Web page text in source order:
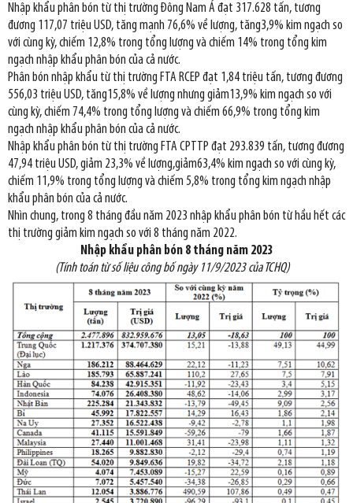
Nhập khẩu phân bón từ thị trường Đông Nam Á đạt 317.628 tấn, tương
đương 117,07 triệu USD, tăng mạnh 76,6% về lượng, tăng3,9% kim ngạch so
với cùng kỳ, chiếm 12,8% trong tổng lượng và chiếm 14% trong tổng kim
ngạch nhập khẩu phân bón của cả nước.
Phân bón nhập khẩu từ thị trường FTA RCEP đạt 1,84 triệu tấn, tương đương
556,03 triệu USD, tăng15,8% về lượng nhưng giảm13,9% kim ngạch so với
cùng kỳ, chiếm 74,4% trong tổng lượng và chiếm 66,9% trong tổng kim
ngạch nhập khẩu phân bón của cả nước.
Nhập khẩu phân bón từ thị trường FTA CPTTP đạt 293.839 tấn, tương đương
47,94 triệu USD, giảm 23,3% về lượng,giảm63,4% kim ngạch so với cùng kỳ,
chiếm 11,9% trong tổng lượng và chiếm 5,8% trong tổng kim ngạch nhập
khẩu phân bón của cả nước.
Nhìn chung, trong 8 tháng đầu năm 2023 nhập khẩu phân bón từ hầu hết các
thị trường giảm kim ngạch so với 8 tháng năm 2022.
Nhập khẩu phân bón 8 tháng năm 2023
(Tính toán từ số liệu công bố ngày 11/9/2023 của TCHQ)